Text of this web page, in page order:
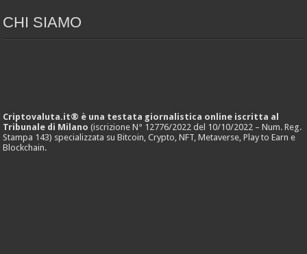
CHI SIAMO
Criptovaluta.it® è una testata giornalistica online iscritta al
Tribunale di Milano (iscrizione N° 12776/2022 del 10/10/2022 – Num. Reg.
Stampa 143) specializzata su Bitcoin, Crypto, NFT, Metaverse, Play to Earn e
Blockchain.